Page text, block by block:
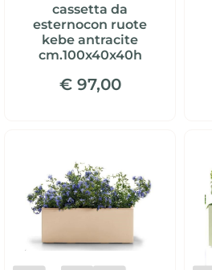
cassetta da
esternocon ruote
kebe antracite
cm.100x40x40h
€ 97,00